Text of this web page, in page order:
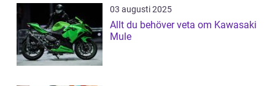
03 augusti 2025
Allt du behöver veta om Kawasaki
Mule